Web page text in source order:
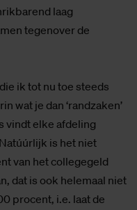
laag
tegenover de
ik tot nu toe steeds
wat je dan ‘randzaken’
vindt elke afdeling
is het niet
van het collegegeld
dat is ook helemaal niet
procent, i.e. laat de